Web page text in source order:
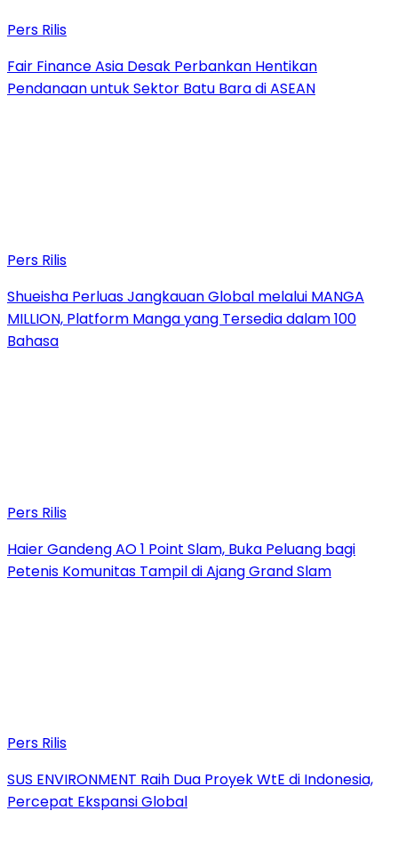
Pers Rilis
Fair Finance Asia Desak Perbankan Hentikan
Pendanaan untuk Sektor Batu Bara di ASEAN
Pers Rilis
Shueisha Perluas Jangkauan Global melalui MANGA
MILLION, Platform Manga yang Tersedia dalam 100
Bahasa
Pers Rilis
Haier Gandeng AO 1 Point Slam, Buka Peluang bagi
Petenis Komunitas Tampil di Ajang Grand Slam
Pers Rilis
SUS ENVIRONMENT Raih Dua Proyek WtE di Indonesia,
Percepat Ekspansi Global